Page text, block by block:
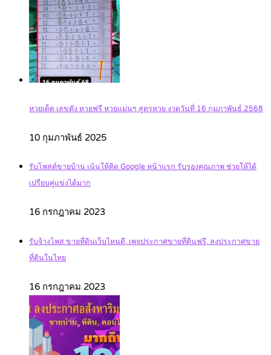
หวยเด็ด เลขดัง หวยฟรี หวยแม่นๆ สูตรหวย งวดวันที่ 16 กุมภาพันธ์ 2568
10 กุมภาพันธ์ 2025
รับโพสต์ขายบ้าน เน้นให้ติด Google หน้าแรก รับรองคุณภาพ ช่วยให้ได้
เปรียบคู่แข่งได้มาก
16 กรกฎาคม 2023
รับจ้างโพส ขายที่ดินเว็บไหนดี, เพจประกาศขายที่ดินฟรี, ลงประกาศขาย
ที่ดินในไทย
16 กรกฎาคม 2023